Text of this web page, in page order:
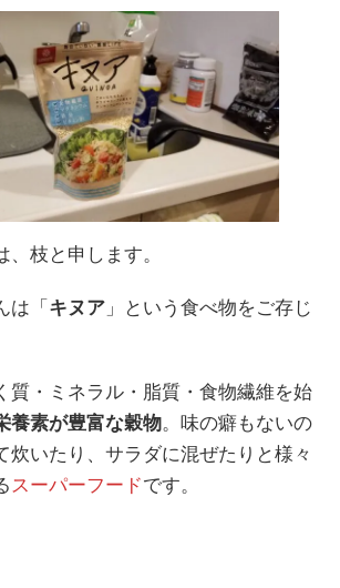
枝と申します。
は「 キヌア 」という食べ物をご存じ
質・ミネラル・脂質・食物繊維を始
養素が豊富な穀物。味の癖もないの
炊いたり、サラダに混ぜたりと様々
スーパーフードです。